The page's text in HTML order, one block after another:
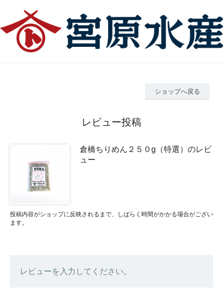
ショップへ戻る
レビュー投稿
倉橋ちりめん２５０g（特選）のレビ
ュー
投稿内容がショップに反映されるまで、しばらく時間がかかる場合がござい
ます。
レビューを入力してください。